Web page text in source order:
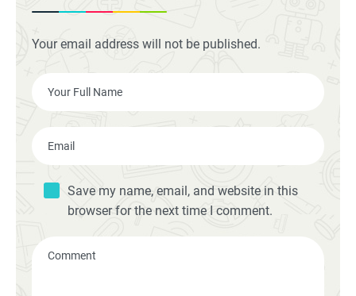
Your email address will not be published.
Save my name, email, and website in this
browser for the next time I comment.